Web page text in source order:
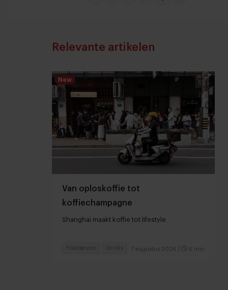
Relevante artikelen
New
Van oploskoffie tot
koffiechampagne
Shanghai maakt koffie tot lifestyle
7 augustus 2026 6 min
Foodservice Drinks